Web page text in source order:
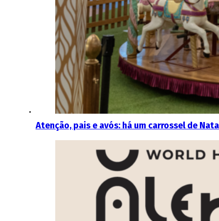
Atenção, pais e avós: há um carrossel de